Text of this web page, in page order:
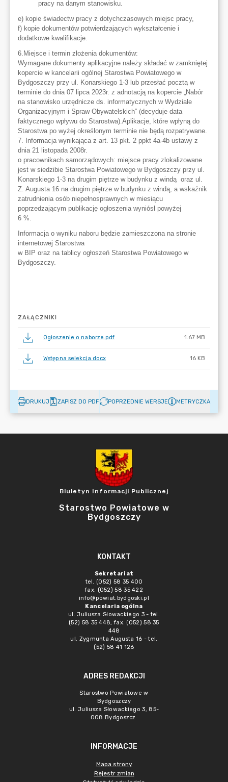
ZAŁĄCZNIKI
Ogłoszenie o naborze.pdf 1.67 MB
Wstępna selekcja.docx 16 KB
DRUKUJ ZAPISZ DO PDF POPRZEDNIE WERSJE METRYCZKA
Biuletyn Informacji Publicznej
Starostwo Powiatowe w
Bydgoszczy
KONTAKT
Sekretariat
tel. (052) 58 35 400
fax. (052) 58 35 422
info@powiat.bydgoski.pl
Kancelaria ogólna
ul. Juliusza Słowackiego 3 - tel.
(52) 58 35 448, fax. (052) 58 35
448
ul. Zygmunta Augusta 16 - tel.
(52) 58 41 126
ADRES REDAKCJI
Starostwo Powiatowe w
Bydgoszczy
ul. Juliusza Słowackiego 3, 85-
008 Bydgoszcz
INFORMACJE
Mapa strony
Rejestr zmian